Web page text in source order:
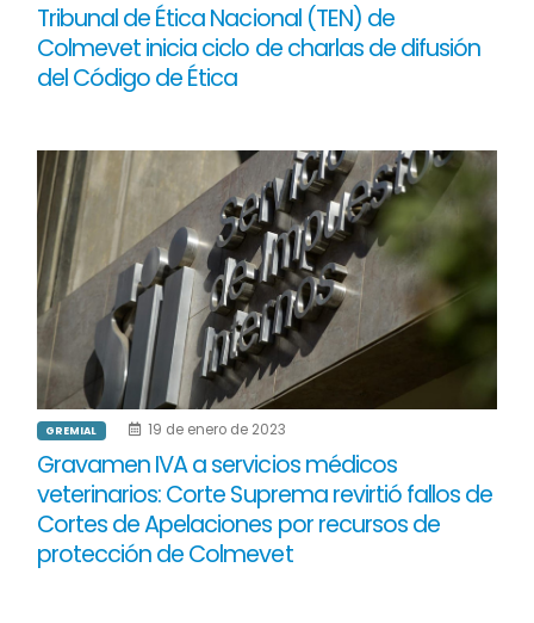
Tribunal de Ética Nacional (TEN) de
Colmevet inicia ciclo de charlas de difusión
del Código de Ética
GREMIAL 19 de enero de 2023
Gravamen IVA a servicios médicos
veterinarios: Corte Suprema revirtió fallos de
Cortes de Apelaciones por recursos de
protección de Colmevet